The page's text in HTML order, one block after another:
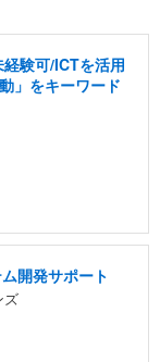
験可/ICTを活用
」をキーワード
開発サポート
ズ